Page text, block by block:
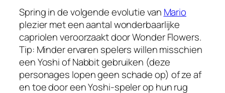
Spring in de volgende evolutie van Mario
plezier met een aantal wonderbaarlijke
capriolen veroorzaakt door Wonder Flowers.
Tip: Minder ervaren spelers willen misschien
een Yoshi of Nabbit gebruiken (deze
personages lopen geen schade op) of ze af
en toe door een Yoshi-speler op hun rug